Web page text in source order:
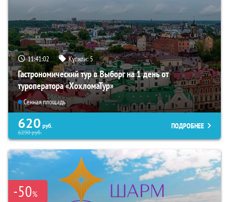
11:41:00 Купили:5
Гастрономический тур в Выборг на 1 день от
туроператора «ХохломаТур»
Сенная площадь
620 руб.
6290руб.
ПОДРОБНЕЕ
-50%